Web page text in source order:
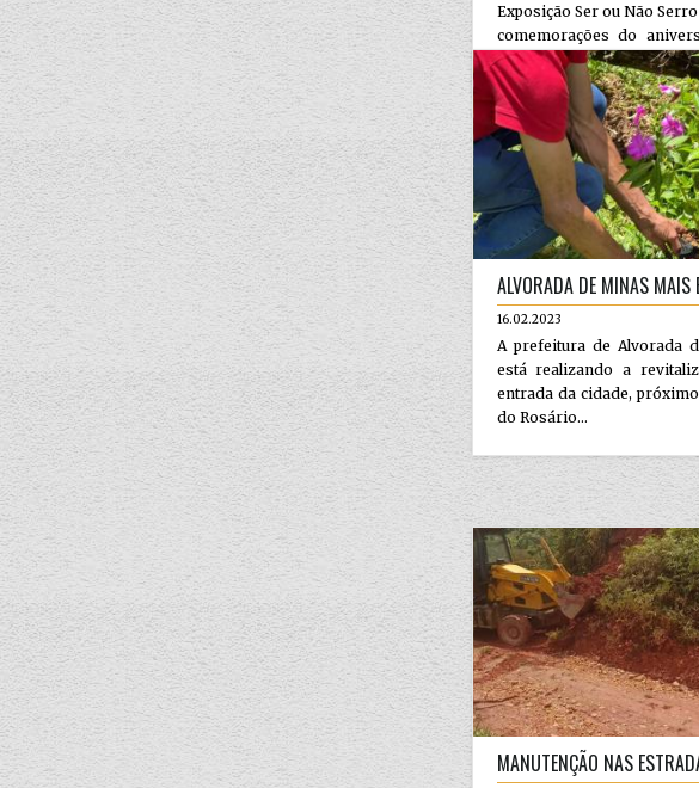
Exposição Ser ou Não
comemorações do
Serro na última sexta-feira.
ALVORADA DE MINAS MAIS
16.02.2023
A prefeitura de Alvorada
está realizando a
entrada da cidade,
do Rosário...
MANUTENÇÃO NAS